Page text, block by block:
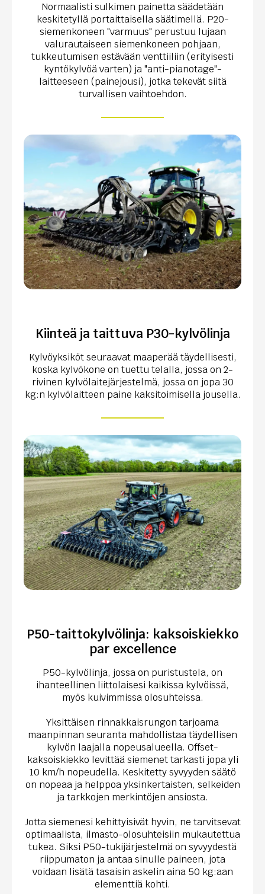
Normaalisti sulkimen painetta säädetään
keskitetyllä portaittaisella säätimellä. P20-
siemenkoneen "varmuus" perustuu lujaan
valurautaiseen siemenkoneen pohjaan,
tukkeutumisen estävään venttiiliin (erityisesti
kyntökylvöä varten) ja "anti-pianotage"-
laitteeseen (painejousi), jotka tekevät siitä
turvallisen vaihtoehdon.
Kiinteä ja taittuva P30-kylvölinja
Kylvöyksiköt seuraavat maaperää täydellisesti,
koska kylvökone on tuettu telalla, jossa on 2-
rivinen kylvölaitejärjestelmä, jossa on jopa 30
kg:n kylvölaitteen paine kaksitoimisella jousella.
P50-taittokylvölinja: kaksoiskiekko
par excellence
P50-kylvölinja, jossa on puristustela, on
ihanteellinen liittolaisesi kaikissa kylvöissä,
myös kuivimmissa olosuhteissa.
Yksittäisen rinnakkaisrungon tarjoama
maanpinnan seuranta mahdollistaa täydellisen
kylvön laajalla nopeusalueella. Offset-
kaksoiskiekko levittää siemenet tarkasti jopa yli
10 km/h nopeudella. Keskitetty syvyyden säätö
on nopeaa ja helppoa yksinkertaisten, selkeiden
ja tarkkojen merkintöjen ansiosta.
Jotta siemenesi kehittyisivät hyvin, ne tarvitsevat
optimaalista, ilmasto-olosuhteisiin mukautettua
tukea. Siksi P50-tukijärjestelmä on syvyydestä
riippumaton ja antaa sinulle paineen, jota
voidaan lisätä tasaisin askelin aina 50 kg:aan
elementtiä kohti.